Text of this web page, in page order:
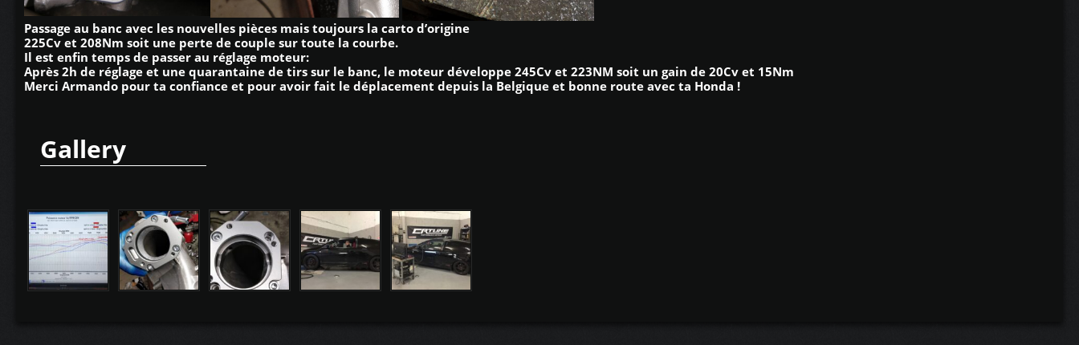
Passage au banc avec les nouvelles pièces mais toujours la carto d’origine
225Cv et 208Nm soit une perte de couple sur toute la courbe.
Il est enfin temps de passer au réglage moteur:
Après 2h de réglage et une quarantaine de tirs sur le banc, le moteur développe 245Cv et 223NM soit un gain de 20Cv et 15Nm
Merci Armando pour ta confiance et pour avoir fait le déplacement depuis la Belgique et bonne route avec ta Honda !
Gallery